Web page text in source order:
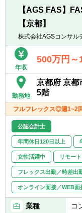
■
析
ど
ス/
■
ズ
価
■
験
ビ
要
す
【AGS FAS】
【京都】
株式会社AGSコンサル
年収
500万円～
勤務地
京都府 京
5階
フルフレックス◎週1~2
公認会計士
年間休日120日以上
女性活躍中 リモー
フレックス出勤／時差出
オンライン面接／WEB面
業種 コ